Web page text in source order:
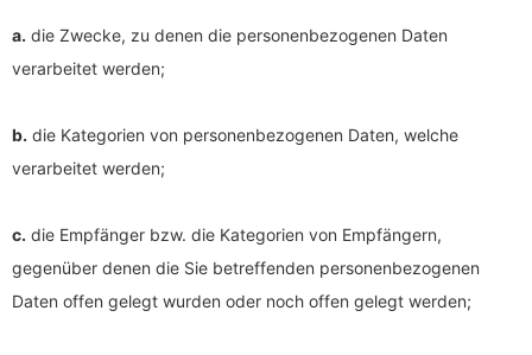
a. die Zwecke, zu denen die personenbezogenen Daten
verarbeitet werden;
b. die Kategorien von personenbezogenen Daten, welche
verarbeitet werden;
c. die Empfänger bzw. die Kategorien von Empfängern,
gegenüber denen die Sie betreffenden personenbezogenen
Daten offen gelegt wurden oder noch offen gelegt werden;